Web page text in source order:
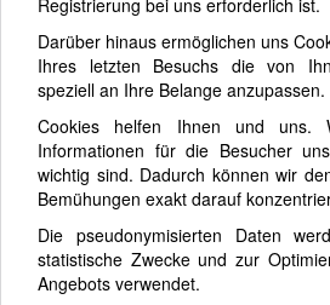
Darüber hinaus ermöglichen uns
Ihres letzten Besuchs die von
speziell an Ihre Belange anzupassen.
Cookies helfen Ihnen und uns.
Informationen für die Besucher
wichtig sind. Dadurch können wir
Bemühungen exakt darauf
Die pseudonymisierten Daten
statistische Zwecke und zur
Angebots verwendet.